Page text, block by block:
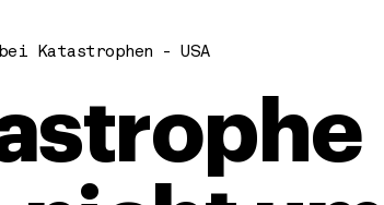
Katastrophen - USA